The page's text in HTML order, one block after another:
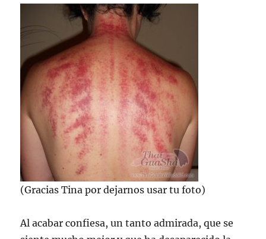
(Gracias Tina por dejarnos usar tu foto)
Al acabar confiesa, un tanto admirada, que se